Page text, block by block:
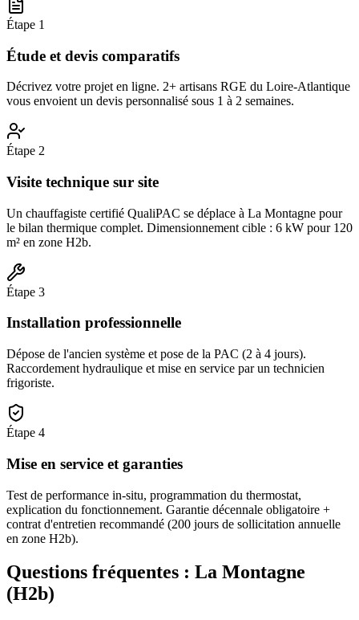
Étape 1
Étude et devis comparatifs
Décrivez votre projet en ligne. 2+ artisans RGE du Loire-Atlantique
vous envoient un devis personnalisé sous 1 à 2 semaines.
Étape 2
Visite technique sur site
Un chauffagiste certifié QualiPAC se déplace à La Montagne pour
le bilan thermique complet. Dimensionnement cible : 6 kW pour 120
m² en zone H2b.
Étape 3
Installation professionnelle
Dépose de l'ancien système et pose de la PAC (2 à 4 jours).
Raccordement hydraulique et mise en service par un technicien
frigoriste.
Étape 4
Mise en service et garanties
Test de performance in-situ, programmation du thermostat,
explication du fonctionnement. Garantie décennale obligatoire +
contrat d'entretien recommandé (200 jours de sollicitation annuelle
en zone H2b).
Questions fréquentes : La Montagne
(H2b)